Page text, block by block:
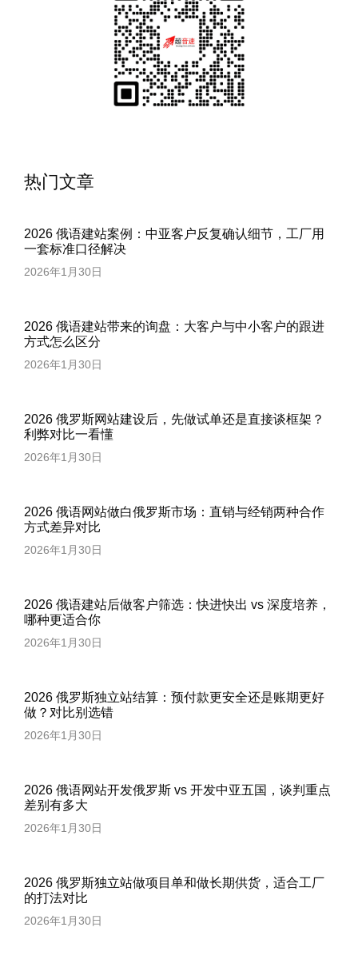
热门文章
2026 俄语建站案例：中亚客户反复确认细节，工厂用
一套标准口径解决
2026年1月30日
2026 俄语建站带来的询盘：大客户与中小客户的跟进
方式怎么区分
2026年1月30日
2026 俄罗斯网站建设后，先做试单还是直接谈框架？
利弊对比一看懂
2026年1月30日
2026 俄语网站做白俄罗斯市场：直销与经销两种合作
方式差异对比
2026年1月30日
2026 俄语建站后做客户筛选：快进快出 vs 深度培养，
哪种更适合你
2026年1月30日
2026 俄罗斯独立站结算：预付款更安全还是账期更好
做？对比别选错
2026年1月30日
2026 俄语网站开发俄罗斯 vs 开发中亚五国，谈判重点
差别有多大
2026年1月30日
2026 俄罗斯独立站做项目单和做长期供货，适合工厂
的打法对比
2026年1月30日